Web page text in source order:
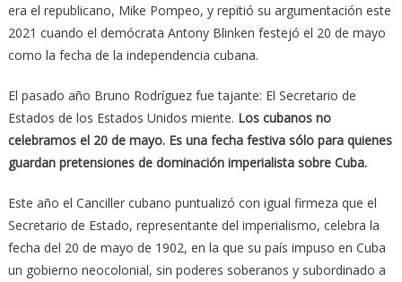
era el republicano, Mike Pompeo, y repitió su argumentación este
2021 cuando el demócrata Antony Blinken festejó el 20 de mayo
como la fecha de la independencia cubana.
El pasado año Bruno Rodríguez fue tajante: El Secretario de
Estados de los Estados Unidos miente. Los cubanos no
celebramos el 20 de mayo. Es una fecha festiva sólo para quienes
guardan pretensiones de dominación imperialista sobre Cuba.
Este año el Canciller cubano puntualizó con igual firmeza que el
Secretario de Estado, representante del imperialismo, celebra la
fecha del 20 de mayo de 1902, en la que su país impuso en Cuba
un gobierno neocolonial, sin poderes soberanos y subordinado a